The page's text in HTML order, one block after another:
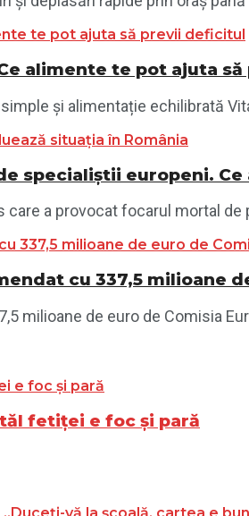
alimente te pot ajuta
și alimentație echilibrată
specialiștii europeni.
a provocat focarul mortal
cu 337,5 milioane
milioane de euro de Comisia
fetiței e foc și pară